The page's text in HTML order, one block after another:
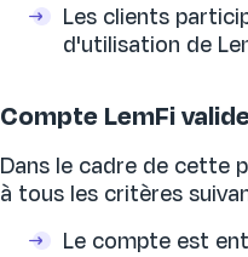
Les clients
d'utilisation de
Compte LemFi
Dans le cadre de cette
à tous les critères
Le compte est